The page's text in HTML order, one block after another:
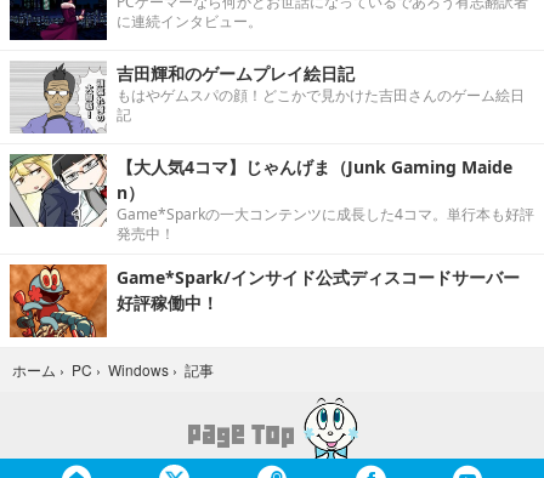
に連続インタビュー。
吉田輝和のゲームプレイ絵日記
もはやゲムスパの顔！どこかで見かけた吉田さんのゲーム絵日
記
【大人気4コマ】じゃんげま（Junk Gaming Maide
n）
Game*Sparkの一大コンテンツに成長した4コマ。単行本も好評
発売中！
Game*Spark/インサイド公式ディスコードサーバー
好評稼働中！
ホーム › PC › Windows › 記事